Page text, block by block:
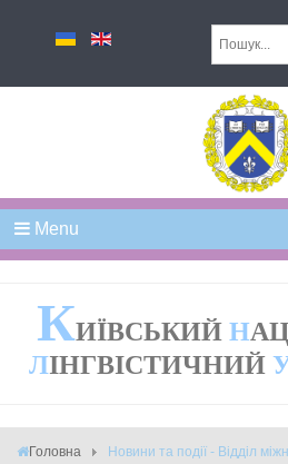
Menu
КИЇВСЬКИЙ Н
ЛІНГВІСТИЧНИЙ
Головна Новини та події - Відділ